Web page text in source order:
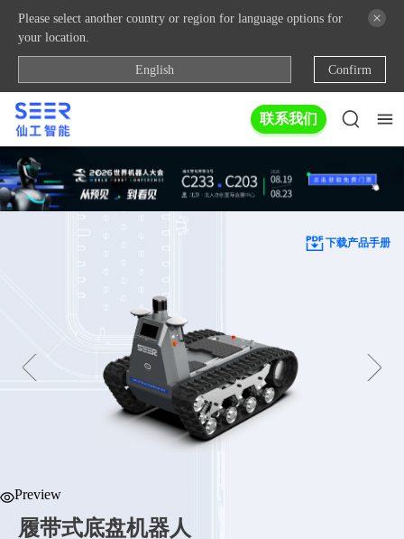
Please select another country or region for language options for
your location.
English Confirm
联系我们
下载产品手册
Preview
履带式底盘机器人